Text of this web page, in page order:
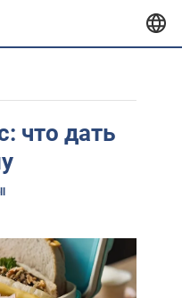
что дать